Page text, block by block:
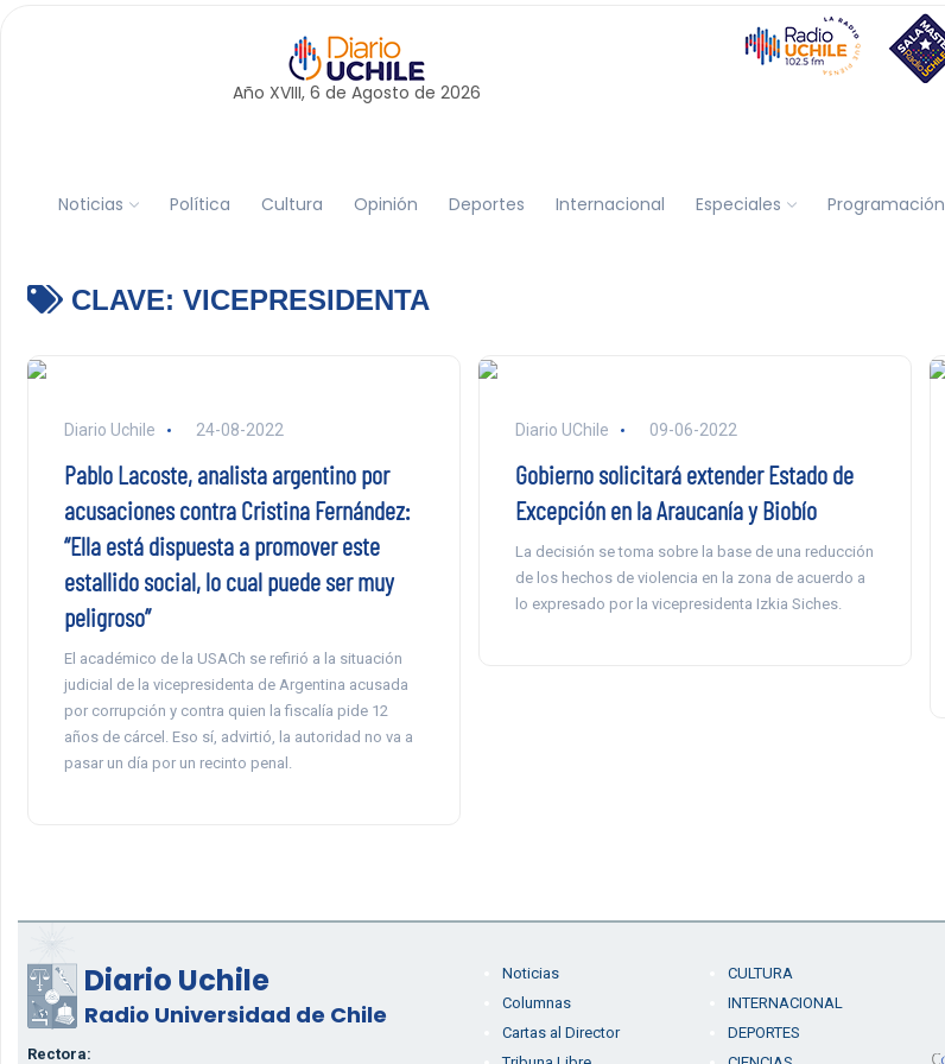
Año XVIII, 6 de Agosto de 2026
Noticias Política Cultura Opinión Deportes Internacional Especiales Programación
CLAVE: VICEPRESIDENTA
Diario Uchile 24-08-2022
Pablo Lacoste, analista argentino por
acusaciones contra Cristina Fernández:
“Ella está dispuesta a promover este
estallido social, lo cual puede ser muy
peligroso”
El académico de la USACh se refirió a la situación
judicial de la vicepresidenta de Argentina acusada
por corrupción y contra quien la fiscalía pide 12
años de cárcel. Eso sí, advirtió, la autoridad no va a
pasar un día por un recinto penal.
Diario UChile 09-06-2022
Gobierno solicitará extender Estado de
Excepción en la Araucanía y Biobío
La decisión se toma sobre la base de una reducción
de los hechos de violencia en la zona de acuerdo a
lo expresado por la vicepresidenta Izkia Siches.
Diario Uchile
Radio Universidad de Chile
Rectora:
Noticias
Columnas
Cartas al Director
CULTURA
INTERNACIONAL
DEPORTES